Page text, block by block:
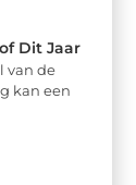
Dit Jaar
van de
kan een